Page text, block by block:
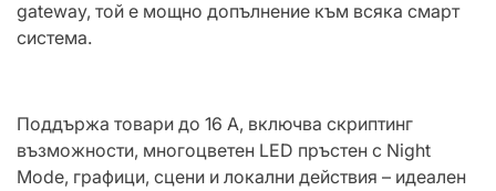
gateway, той е мощно допълнение към всяка смарт
система.
Поддържа товари до 16 A, включва скриптинг
възможности, многоцветен LED пръстен с Night
Mode, графици, сцени и локални действия – идеален